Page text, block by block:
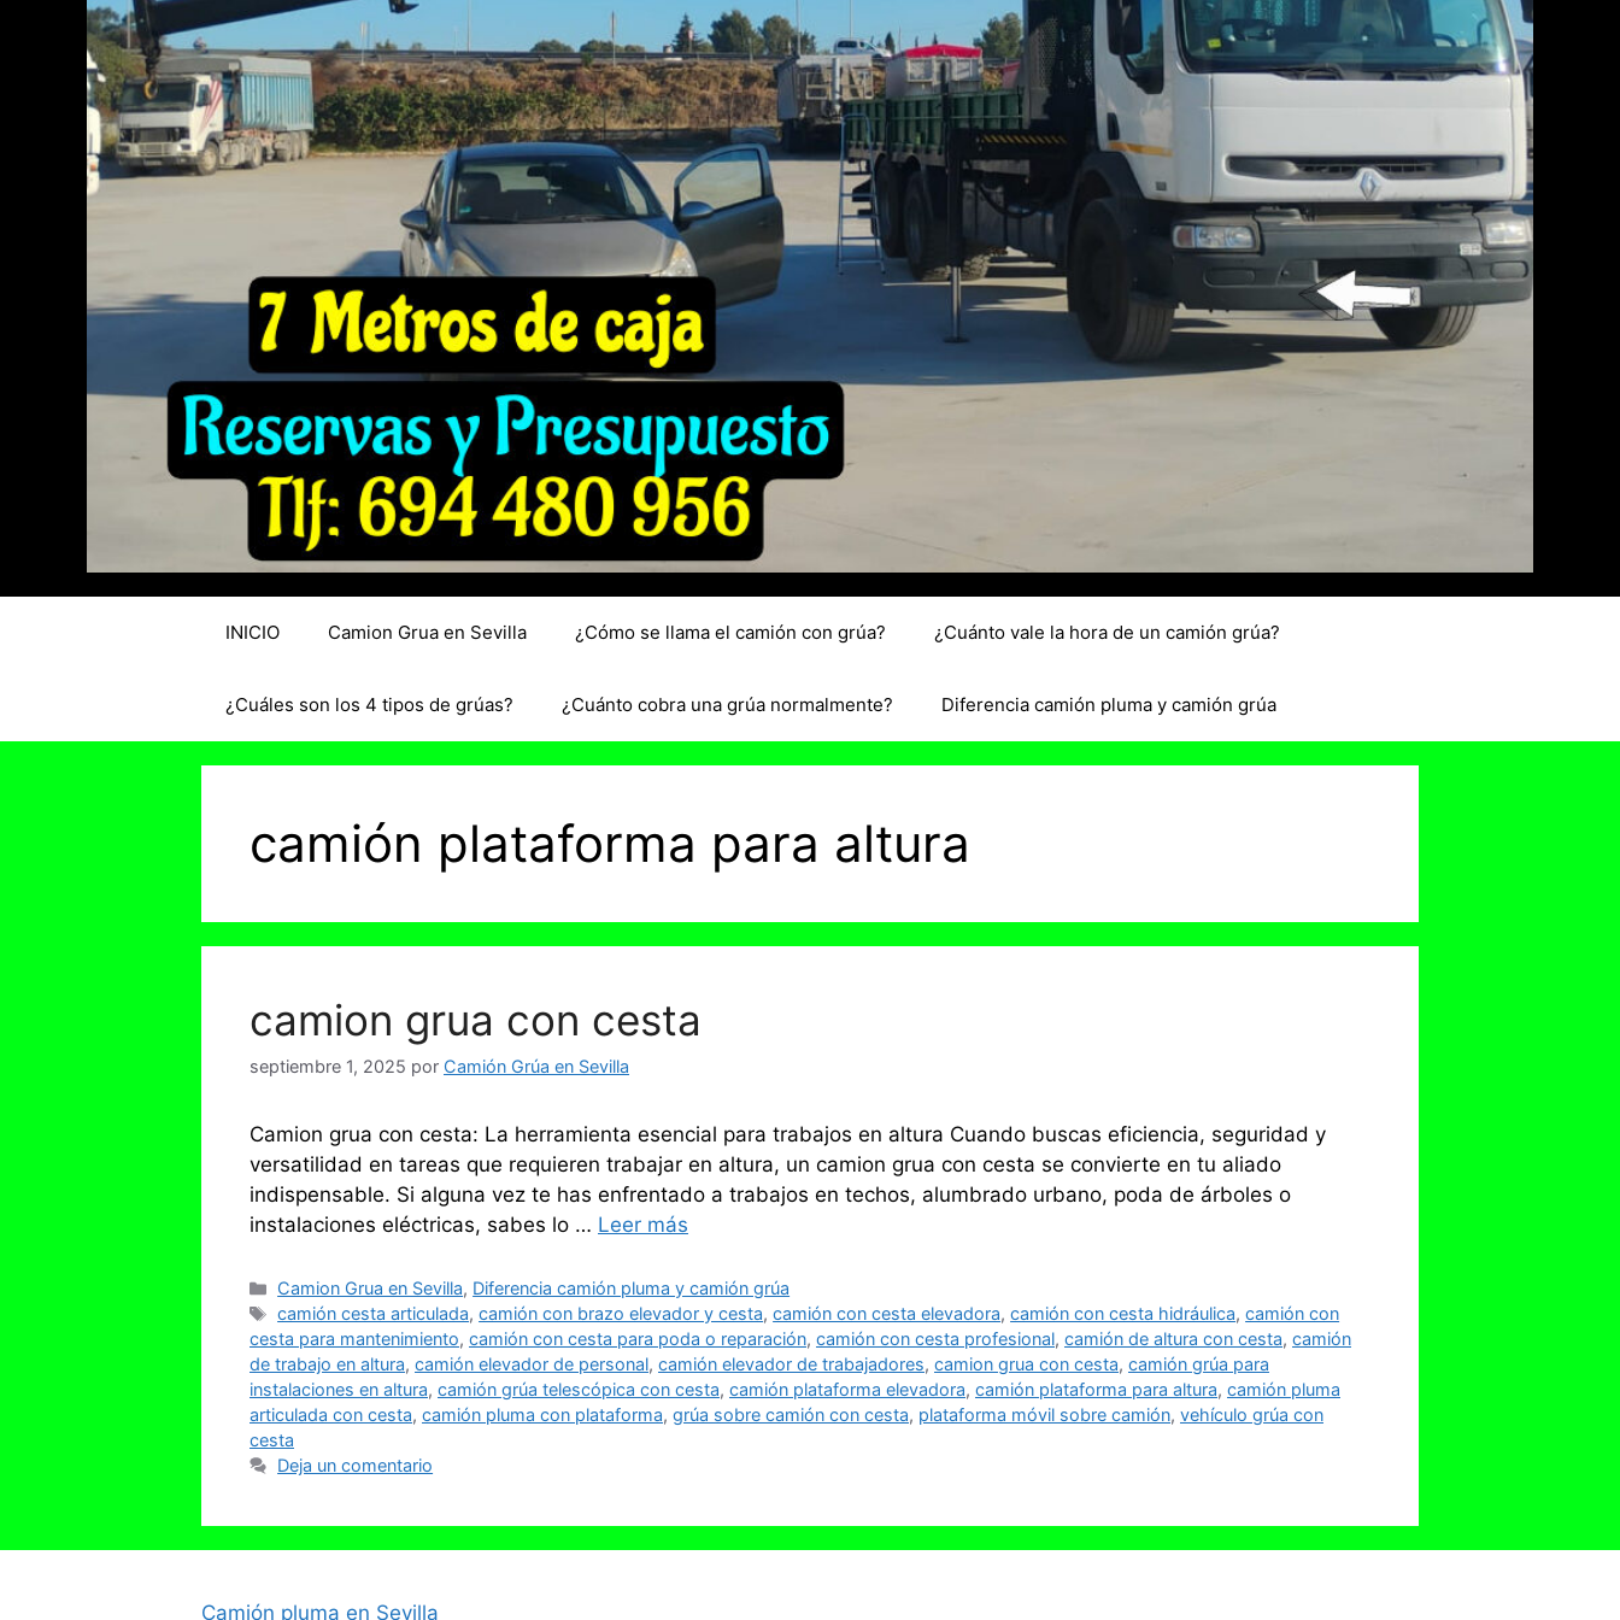
INICIO Camion Grua en Sevilla ¿Cómo se llama el camión con grúa? ¿Cuánto vale la hora de un camión grúa?
¿Cuáles son los 4 tipos de grúas? ¿Cuánto cobra una grúa normalmente? Diferencia camión pluma y camión grúa
camión plataforma para altura
camion grua con cesta
septiembre 1, 2025 por Camión Grúa en Sevilla
Camion grua con cesta: La herramienta esencial para trabajos en altura Cuando buscas eficiencia, seguridad y
versatilidad en tareas que requieren trabajar en altura, un camion grua con cesta se convierte en tu aliado
indispensable. Si alguna vez te has enfrentado a trabajos en techos, alumbrado urbano, poda de árboles o
instalaciones eléctricas, sabes lo … Leer más
Categorías
Camion Grua en Sevilla, Diferencia camión pluma y camión grúa
Etiquetas
camión cesta articulada,camión con brazo elevador y cesta,camión con cesta elevadora,camión con cesta hidráulica,camión con
cesta para mantenimiento, camión con cesta para poda o reparación, camión con cesta profesional, camión de altura con cesta, camión
de trabajo en altura, camión elevador de personal, camión elevador de trabajadores, camion grua con cesta, camión grúa para
instalaciones en altura, camión grúa telescópica con cesta, camión plataforma elevadora, camión plataforma para altura, camión pluma
articulada con cesta, camión pluma con plataforma, grúa sobre camión con cesta, plataforma móvil sobre camión, vehículo grúa con
cesta
Deja un comentario
Camión pluma en Sevilla